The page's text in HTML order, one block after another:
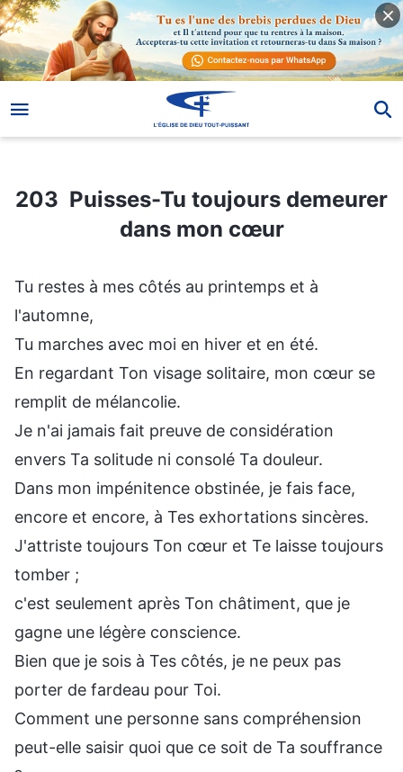
203 Puisses-Tu toujours demeurer dans mon cœur
203 Puisses-Tu toujours demeurer
dans mon cœur
Tu restes à mes côtés au printemps et à
l'automne,
Tu marches avec moi en hiver et en été.
En regardant Ton visage solitaire, mon cœur se
remplit de mélancolie.
Je n'ai jamais fait preuve de considération
envers Ta solitude ni consolé Ta douleur.
Dans mon impénitence obstinée, je fais face,
encore et encore, à Tes exhortations sincères.
J'attriste toujours Ton cœur et Te laisse toujours
tomber ;
c'est seulement après Ton châtiment, que je
gagne une légère conscience.
Bien que je sois à Tes côtés, je ne peux pas
porter de fardeau pour Toi.
Comment une personne sans compréhension
peut-elle saisir quoi que ce soit de Ta souffrance